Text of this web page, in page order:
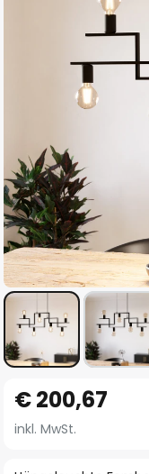
Anfang
der
€ 200,67
inkl. MwSt.